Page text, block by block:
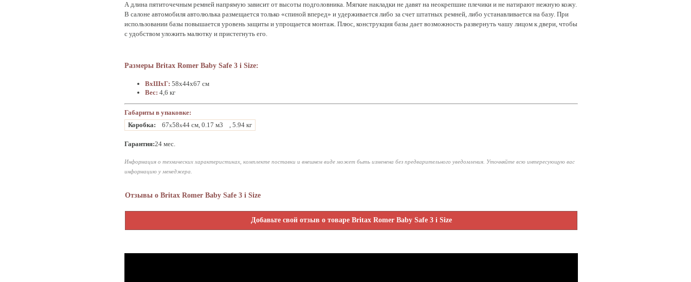
А длина пятиточечным ремней напрямую зависит от высоты подголовника. Мягкие накладки не давят на неокрепшие плечики и не натирают нежную кожу.
В салоне автомобиля автолюлька размещается только «спиной вперед» и удерживается либо за счет штатных ремней, либо устанавливается на базу. При
использовании базы повышается уровень защиты и упрощается монтаж. Плюс, конструкция базы дает возможность развернуть чашу лицом к двери, чтобы
с удобством уложить малютку и пристегнуть его.
Размеры Britax Romer Baby Safe 3 i Size:
ВхШхГ: 58х44х67 см
Вес: 4,6 кг
Габариты в упаковке:
Коробка:
67x58x44 см, 0.17 м3 , 5.94 кг
Гарантия:24 мес.
Информация о технических характеристиках, комплекте поставки и внешнем виде может быть изменена без предварительного уведомления. Уточняйте всю интересующую вас
информацию у менеджера.
Отзывы о Britax Romer Baby Safe 3 i Size
Добавьте свой отзыв о товаре Britax Romer Baby Safe 3 i Size